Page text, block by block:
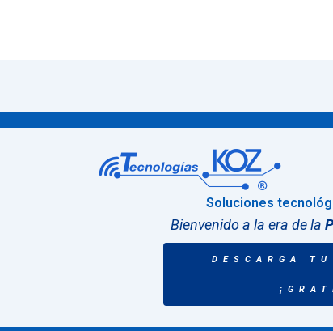
Soluciones
Bienvenido a la era de la
DESCARGA TU